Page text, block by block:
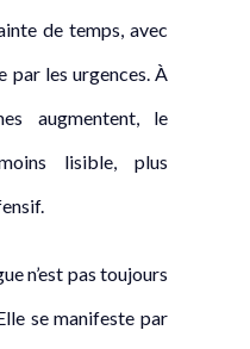
de temps, avec
par les urgences. À
augmentent, le
lisible, plus
n’est pas toujours
se manifeste par